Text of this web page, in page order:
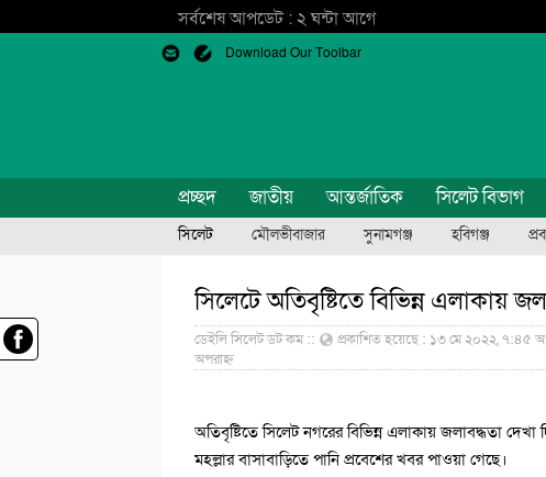
সর্বশেষ আপডেট : ২ ঘন্টা আগে
Download Our Toolbar
প্রচ্ছদ জাতীয় আন্তর্জাতিক সিলেট বিভাগ
সিলেট মৌলভীবাজার সুনামগঞ্জ হবিগঞ্জ
সিলেটে অতিবৃষ্টিতে বিভিন্ন এলাকায়
ডেইলি সিলেট ডট কম ::
প্রকাশিত হয়েছে : ১৩ মে ২০২২, ৭:৪৫
অপরাহ্ন
অতিবৃষ্টিতে সিলেট নগরের বিভিন্ন এলাকায় জলাবদ্ধতা
মহল্লার বাসাবাড়িতে পানি প্রবেশের খবর পাওয়া গেছে।